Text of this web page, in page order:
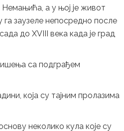
а у њој је живот
заузеле непосредно после
до XVIII века када је град
са подграђем
која су тајним пролазима
неколико кула које су